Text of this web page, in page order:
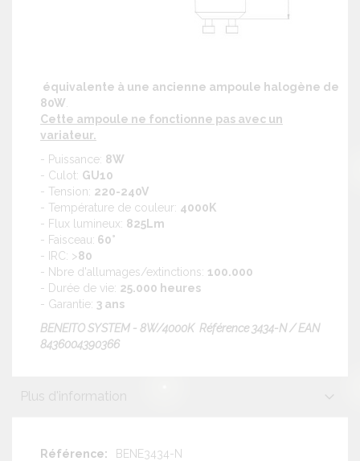
équivalente à une ancienne ampoule halogène de
80W
Cette ampoule ne fonctionne pas avec un
variateur.
- Puissance: 8W
- Culot: GU10
- Tension: 220-240V
- Température de couleur: 4000K
- Flux lumineux: 825Lm
- Faisceau: 60°
- IRC: >80
- Nbre d'allumages/extinctions: 100.000
- Durée de vie: 25.000 heures
- Garantie: 3 ans
BENEITO SYSTEM - 8W/4000K Référence 3434-N / EAN
8436004390366
Plus d'information
Plus
BENE3434-N